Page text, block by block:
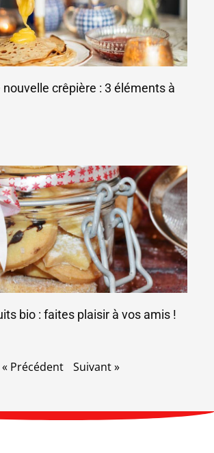
crêpière : 3 éléments à
bio : faites plaisir à vos amis !
« Précédent Suivant »